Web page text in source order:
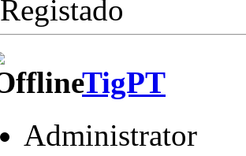
Registado
TigPT
Administrator